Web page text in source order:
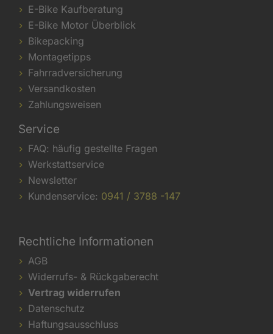
E-Bike Kaufberatung
E-Bike Motor Überblick
Bikepacking
Montagetipps
Fahrradversicherung
Versandkosten
Zahlungsweisen
Service
FAQ: häufig gestellte Fragen
Werkstattservice
Newsletter
Kundenservice: 0941 / 3788 -147
Rechtliche Informationen
AGB
Widerrufs- & Rückgaberecht
Vertrag widerrufen
Datenschutz
Haftungsausschluss